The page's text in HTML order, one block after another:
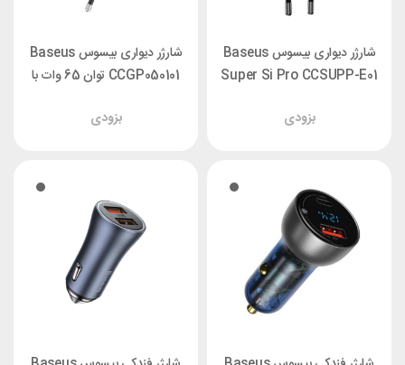
شارژر دیواری بیسوس Baseus
Super Si Pro CCSUPP-E01
بزودی
شارژر دیواری بیسوس Baseus
CCGP050101 توان 65 وات با
بزودی